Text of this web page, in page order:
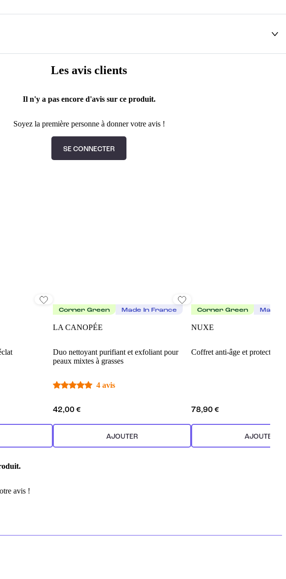
Les avis clients
Il n'y a pas encore d'avis sur ce produit.
Soyez la première personne à donner votre avis !
SE CONNECTER
Corner Green Made In France
LA CANOPÉE
Duo nettoyant purifiant et exfoliant pour
peaux mixtes à grasses
4 avis
42,00 €
AJOUTER
Corner Green Made
NUXE
Coffret anti-âge et protection
78,90 €
AJOUTER
avis !